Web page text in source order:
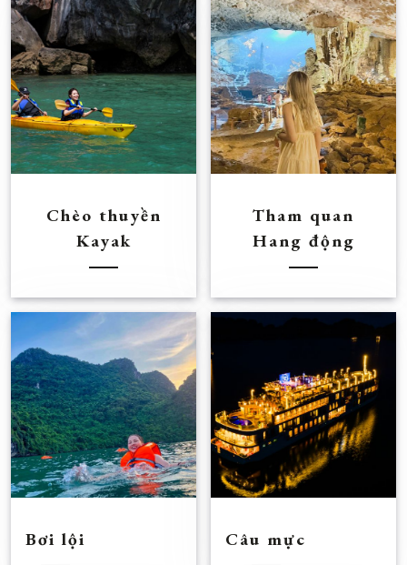
Chèo thuyền
Kayak
Tham quan
Hang động
Bơi lội Câu mực